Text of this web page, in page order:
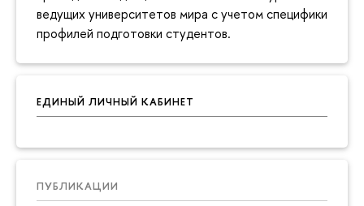
ведущих университетов мира с учетом специфики
профилей подготовки студентов.
ЕДИНЫЙ ЛИЧНЫЙ КАБИНЕТ
ПУБЛИКАЦИИ